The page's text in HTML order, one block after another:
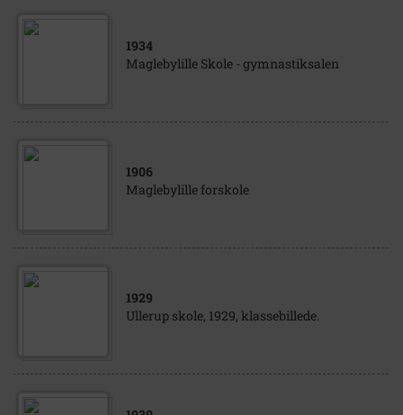
1934
Maglebylille Skole - gymnastiksalen
1906
Maglebylille forskole
1929
Ullerup skole, 1929, klassebillede.